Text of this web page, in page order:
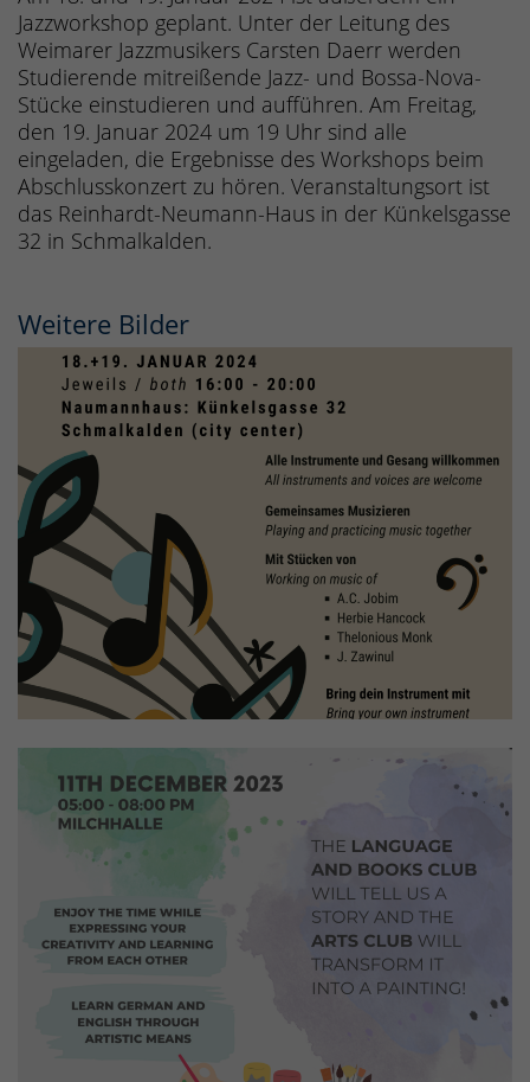
Jazzworkshop geplant. Unter der Leitung des
Weimarer Jazzmusikers Carsten Daerr werden
Studierende mitreißende Jazz- und Bossa-Nova-
Stücke einstudieren und aufführen. Am Freitag,
den 19. Januar 2024 um 19 Uhr sind alle
eingeladen, die Ergebnisse des Workshops beim
Abschlusskonzert zu hören. Veranstaltungsort ist
das Reinhardt-Neumann-Haus in der Künkelsgasse
32 in Schmalkalden.
Weitere Bilder